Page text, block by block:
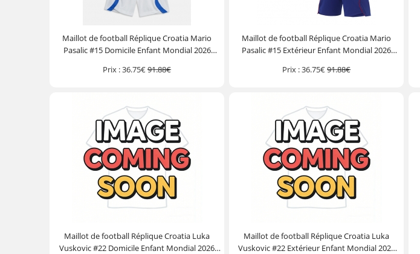
Maillot de football Réplique Croatia Mario
Pasalic #15 Domicile Enfant Mondial 2026
Prix :36.75€91.88€
Maillot de football Réplique Croatia Mario
Pasalic #15 Extérieur Enfant Mondial 2026
Prix :36.75€91.88€
Maillot de football Réplique Croatia Luka
Vuskovic #22 Domicile Enfant Mondial 2026
Maillot de football Réplique Croatia Luka
Vuskovic #22 Extérieur Enfant Mondial 2026